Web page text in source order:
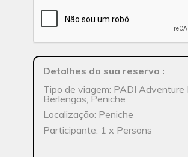
Detalhes da sua reserva :
Tipo de viagem: PADI Adventure
Berlengas, Peniche
Localização: Peniche
Participante: 1 x Persons